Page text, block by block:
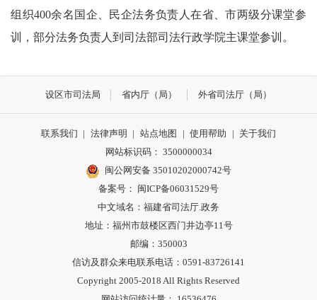
组织400余名国企、民企法务负责人在省、市两级分课堂参
训，部分法务负责人到司法部司法行政学院主课堂参训。
设区市司法局 省内厅（局） 外省司法厅（局）
联系我们 | 法律声明 | 站点地图 | 使用帮助 | 关于我们
网站标识码： 3500000034
闽公网安备 35010202000742号
备案号： 闽ICP备06031529号
中文域名：福建省司法厅.政务
地址：福州市鼓楼区西门井边亭11号
邮编：350003
信访及群众来电联系电话：0591-83726141
Copyright 2005-2018 All Rights Reserved